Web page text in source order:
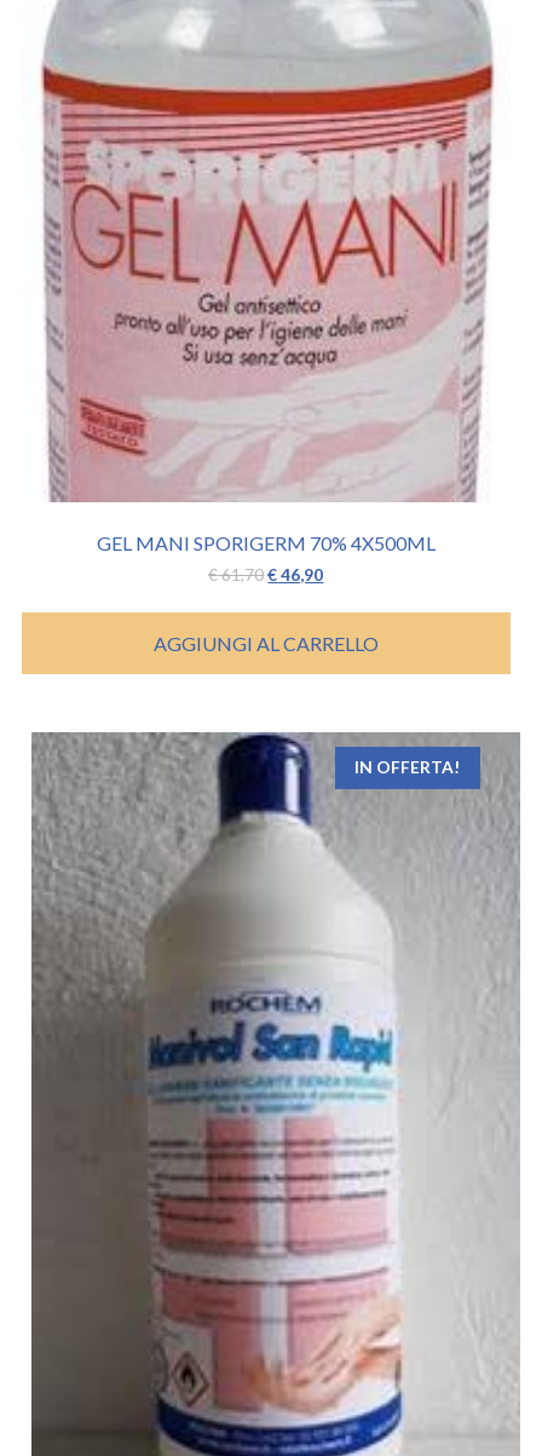
GEL MANI SPORIGERM 70% 4X500ML
€61,70Il
originale
era:
€ 61,70.
€46,90Il
attuale
è:
€ 46,90.
AGGIUNGI AL CARRELLO
IN OFFERTA!